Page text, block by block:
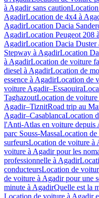
à Agadir sans caution
AgadirLocation de 4x4 à
AgadirLocation Dacia
AgadirLocation Peugeot 208
AgadirLocation Dacia Duster
Stepway à AgadirLocation
à AgadirLocation de voiture
diesel à AgadirLocation de
essence à AgadirLocation de
voiture Agadir–Essaouira
TaghazoutLocation de
Agadir–TiznitRoad trip au
Agadir–CasablancaLocation
l'Anti-Atlas en voiture depuis
parc Souss-MassaLocation de
surfeursLocation de voiture à
voiture à Agadir pour les
professionnelle à Agadir
conducteursLocation de
de voiture à Agadir pour une
minute à AgadirQuelle est la
Location de voiture à Agadir